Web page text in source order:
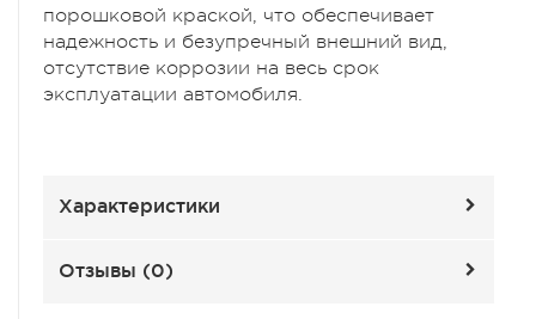
порошковой краской, что обеспечивает
надежность и безупречный внешний вид,
отсутствие коррозии на весь срок
эксплуатации автомобиля.
Характеристики
Отзывы (0)